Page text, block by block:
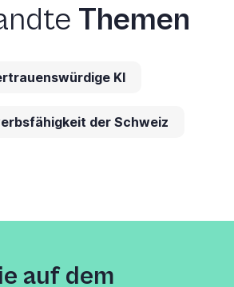
Themen
KI
der Schweiz
auf dem